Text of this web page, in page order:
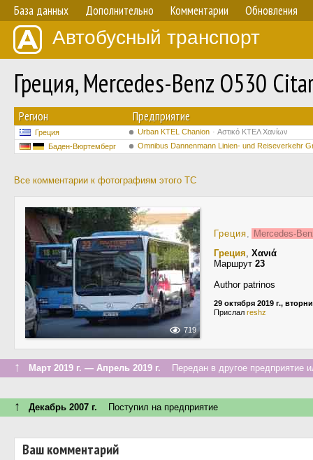
База данных Дополнительно Комментарии Обновления
Автобусный транспорт
Греция, Mercedes-Benz O530
Регион Предприятие
Греция Urban KTEL Chanion
Αστικό ΚΤΕΛ Χανίων
Баден-Вюртемберг
Omnibus Dannenmann Linien- und Reiseverkehr
Все комментарии к фотографиям этого ТС
719
Греция, Mercedes-
Греция, Χανιά
Маршрут 23
Author patrinos
29 октября 2019 г.,
Прислал reshz
↑ Март 2019 г. — Апрель 2019 г. Передан в другое предприятие
↑ Декабрь 2007 г. Поступил на предприятие
Ваш комментарий